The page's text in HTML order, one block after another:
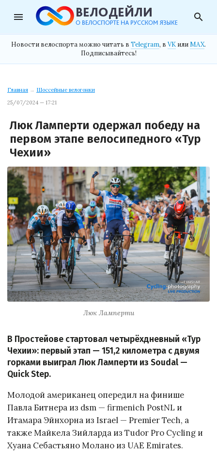
menu search
Новости велоспорта можно читать в Telegram, в VK илиMAX.
Подписывайтесь!
Главная → Шоссейные велогонки
25/07/2024 — 17:21
Люк Ламперти одержал победу на
первом этапе велосипедного «Тур
Чехии»
Люк Ламперти
В Простейове стартовал четырёхдневный «Тур
Чехии»: первый этап — 151,2 километра с двумя
горками выиграл Люк Ламперти из Soudal —
Quick Step.
Молодой американец опередил на финише
Павла Битнера из dsm — firmenich PostNL и
Итамара Эйнхорна из Israel — Premier Tech, а
также Майкела Зийларда из Tudor Pro Cycling и
Хуана Себастьяно Молано из UAE Emirates.